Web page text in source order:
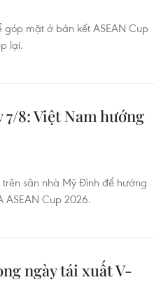
mặt ở bán kết ASEAN Cup
lại.
8: Việt Nam hướng
sân nhà Mỹ Đình để hướng
ASEAN Cup 2026.
ngày tái xuất V-